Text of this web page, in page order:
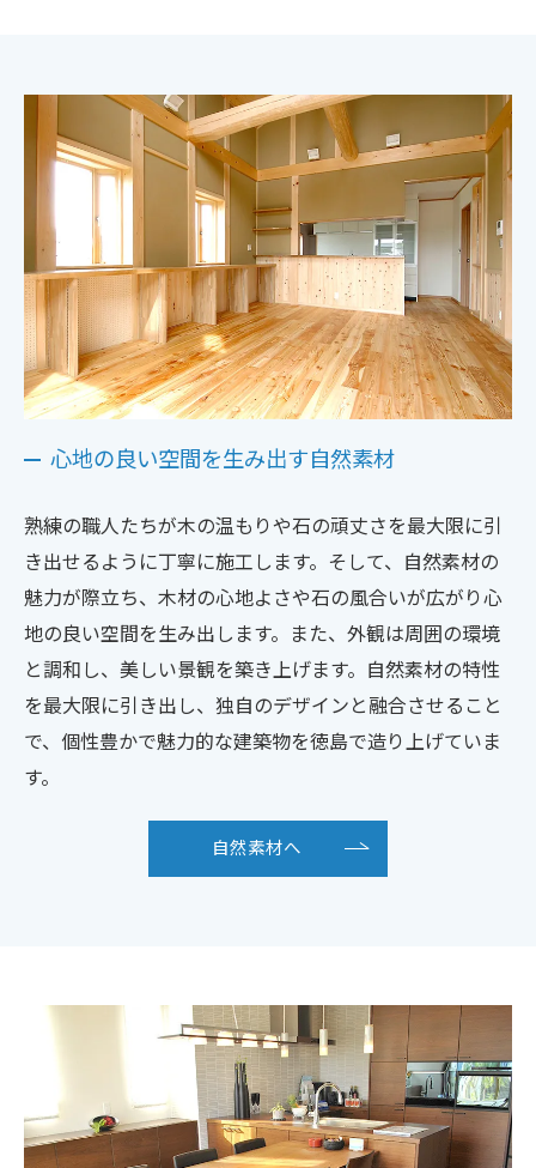
心地の良い空間を生み出す自然素材
熟練の職人たちが木の温もりや石の頑丈さを最大限に引
き出せるように丁寧に施工します。そして、自然素材の
魅力が際立ち、木材の心地よさや石の風合いが広がり心
地の良い空間を生み出します。また、外観は周囲の環境
と調和し、美しい景観を築き上げます。自然素材の特性
を最大限に引き出し、独自のデザインと融合させること
で、個性豊かで魅力的な建築物を徳島で造り上げていま
す。
自然素材へ